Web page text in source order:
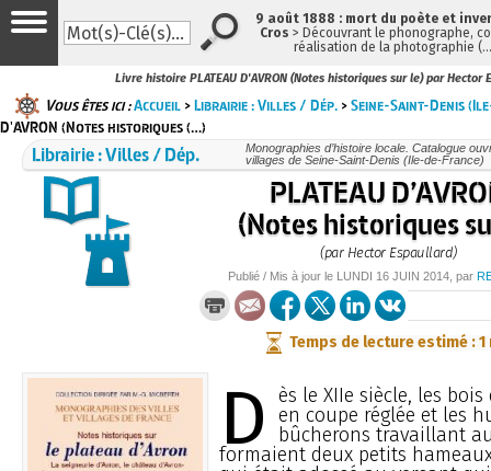
Livre histoire PLATEAU D'AVRON (Notes historiques sur le) par Hector
Vous êtes ici :Accueil >Librairie : Villes / Dép. >Seine-Saint-Denis
D'AVRON (Notes historiques (…)
Librairie : Villes / Dép.
Monographies d’histoire locale. Catalogue
villages de Seine-Saint-Denis (Ile-de-France)
PLATEAU
(Notes historiques
(par Hector Espaullard)
Publié / Mis à jour le LUNDI 16 JUIN 2014 , par
Temps de lecture estimé : 1
D
ès le XIIe siècle, les bois
en coupe réglée et les
bûcherons travaillant
formaient deux petits
9 août 1888 : mort du poète et
Cros > Découvrant le phonographe,
réalisation de la photographie